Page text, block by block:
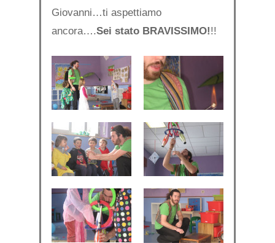
Giovanni…ti aspettiamo
ancora….Sei stato BRAVISSIMO!!!